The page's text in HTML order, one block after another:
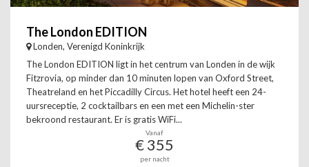
The London EDITION
Londen, Verenigd Koninkrijk
The London EDITION ligt in het centrum van Londen in de wijk
Fitzrovia, op minder dan 10 minuten lopen van Oxford Street,
Theatreland en het Piccadilly Circus. Het hotel heeft een 24-
uursreceptie, 2 cocktailbars en een met een Michelin-ster
bekroond restaurant. Er is gratis WiFi...
Vanaf
€ 355
per nacht